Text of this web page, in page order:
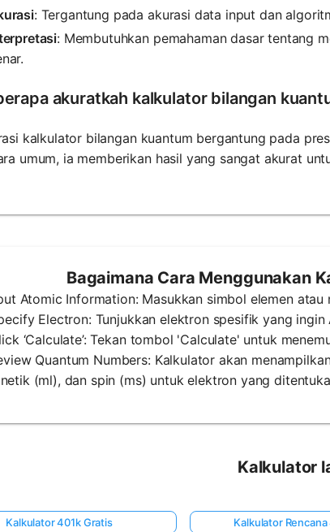
: Tergantung pada akurasi data input dan
: Membutuhkan pemahaman dasar tentang
akuratkah kalkulator bilangan
kalkulator bilangan kuantum bergantung pada
umum, ia memberikan hasil yang sangat akurat
Bagaimana Cara Menggunakan
Atomic Information: Masukkan simbol elemen atau
Electron: Tunjukkan elektron spesifik yang
‘Calculate’: Tekan tombol 'Calculate' untuk
Quantum Numbers: Kalkulator akan
(ml), dan spin (ms) untuk elektron yang
Kalkulator
Kalkulator 401k Gratis Kalkulator